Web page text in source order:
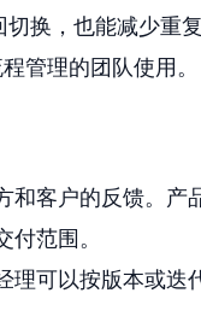
换，也能减少重
管理的团队使用。
和客户的反馈。产
范围。
理可以按版本或迭